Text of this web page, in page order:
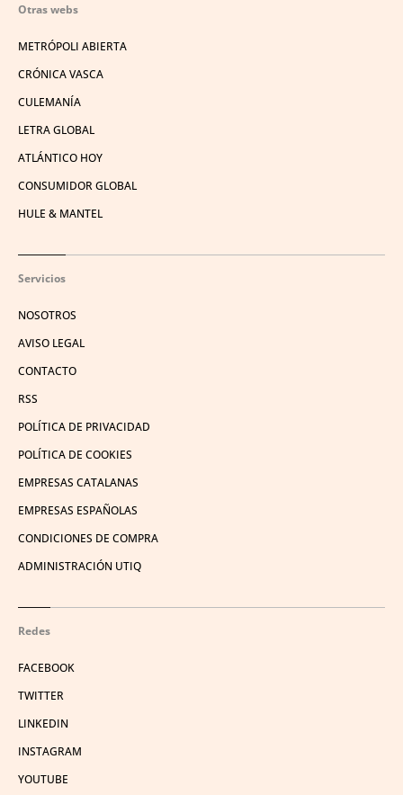
Otras webs
METRÓPOLI ABIERTA
CRÓNICA VASCA
CULEMANÍA
LETRA GLOBAL
ATLÁNTICO HOY
CONSUMIDOR GLOBAL
HULE & MANTEL
Servicios
NOSOTROS
AVISO LEGAL
CONTACTO
RSS
POLÍTICA DE PRIVACIDAD
POLÍTICA DE COOKIES
EMPRESAS CATALANAS
EMPRESAS ESPAÑOLAS
CONDICIONES DE COMPRA
ADMINISTRACIÓN UTIQ
Redes
FACEBOOK
TWITTER
LINKEDIN
INSTAGRAM
YOUTUBE